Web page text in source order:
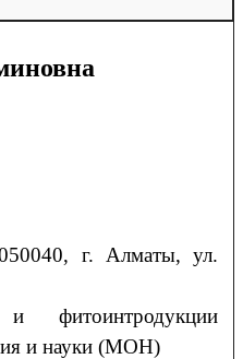
050040, г. Алматы, ул.
фитоинтродукции
и науки (МОН)